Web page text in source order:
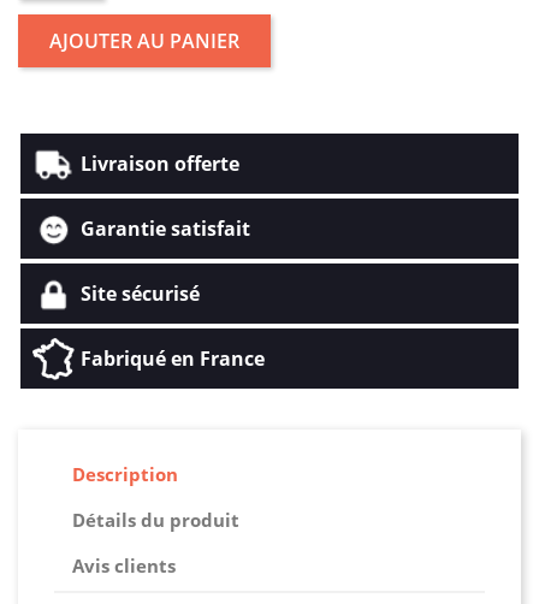
AJOUTER AU PANIER
Livraison offerte
Garantie satisfait
Site sécurisé
Fabriqué en France
Description
Détails du produit
Avis clients